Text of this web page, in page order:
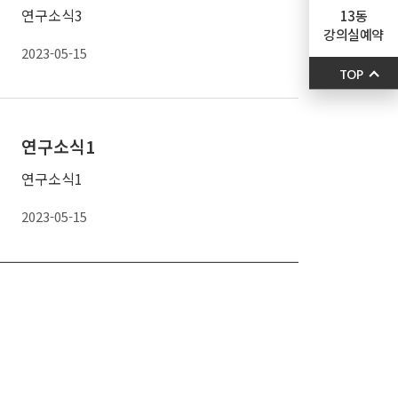
연구소식3
2023-05-15
연구소식1
연구소식1
2023-05-15
13동
강의실예약
TOP